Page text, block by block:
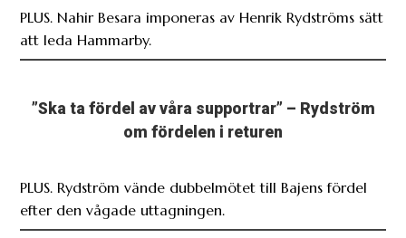
PLUS. Nahir Besara imponeras av Henrik Rydströms sätt
att leda Hammarby.
”Ska ta fördel av våra supportrar” – Rydström
om fördelen i returen
PLUS. Rydström vände dubbelmötet till Bajens fördel
efter den vågade uttagningen.